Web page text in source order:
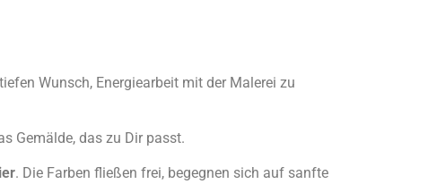
Wunsch, Energiearbeit mit der Malerei zu
Gemälde, das zu Dir passt.
. Die Farben fließen frei, begegnen sich auf sanfte